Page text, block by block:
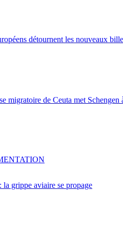
détournent les nouveaux
migratoire de Ceuta met Schengen
la grippe aviaire se propage